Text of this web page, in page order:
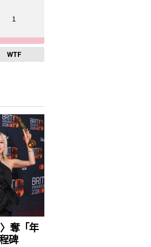
1
WTF
奪「年
碑